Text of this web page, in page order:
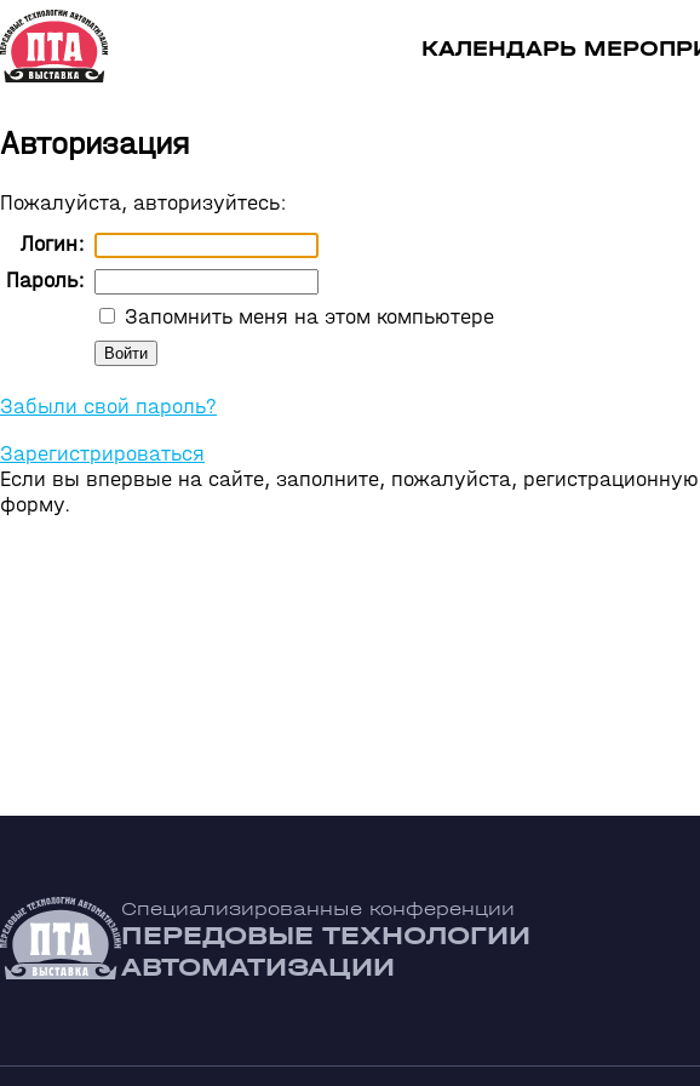
КАЛЕНДАРЬ
Авторизация
Пожалуйста, авторизуйтесь:
Логин:
Пароль:
Запомнить меня на этом компьютере
Забыли свой пароль?
Зарегистрироваться
Если вы впервые на сайте, заполните, пожалуйста, регистрационную
форму.
Специализированные конференции
ПЕРЕДОВЫЕ ТЕХНОЛОГИИ
АВТОМАТИЗАЦИИ